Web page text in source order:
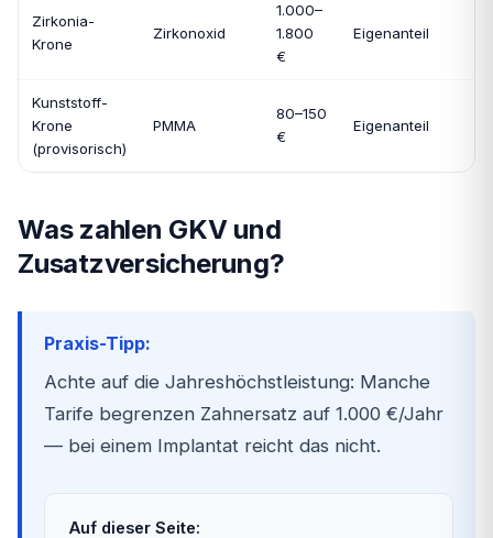
Zirkonia-
Krone
Zirkonoxid
1.000–
1.800
€
Eigenanteil
Kunststoff-
Krone
(provisorisch)
PMMA
80–150
€
Eigenanteil
Was zahlen GKV und
Zusatzversicherung?
Praxis-Tipp:
Achte auf die Jahreshöchstleistung: Manche
Tarife begrenzen Zahnersatz auf 1.000 €/Jahr
— bei einem Implantat reicht das nicht.
Auf dieser Seite: